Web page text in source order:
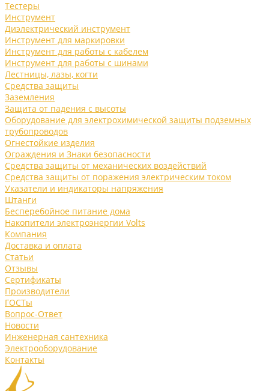
Тестеры
Инструмент
Диэлектрический инструмент
Инструмент для маркировки
Инструмент для работы с кабелем
Инструмент для работы с шинами
Лестницы, лазы, когти
Средства защиты
Заземления
Защита от падения с высоты
Оборудование для электрохимической защиты подземных
трубопроводов
Огнестойкие изделия
Ограждения и Знаки безопасности
Средства защиты от механических воздействий
Средства защиты от поражения электрическим током
Указатели и индикаторы напряжения
Штанги
Бесперебойное питание дома
Накопители электроэнергии Volts
Компания
Доставка и оплата
Статьи
Отзывы
Сертификаты
Производители
ГОСТы
Вопрос-Ответ
Новости
Инженерная сантехника
Электрооборудование
Контакты